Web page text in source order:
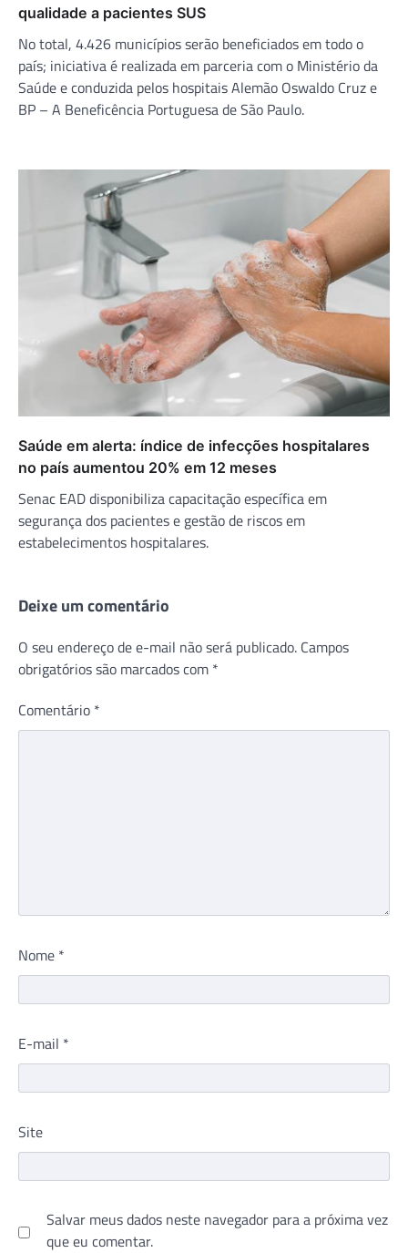
qualidade a pacientes SUS
No total, 4.426 municípios serão beneficiados em todo o
país; iniciativa é realizada em parceria com o Ministério da
Saúde e conduzida pelos hospitais Alemão Oswaldo Cruz e
BP – A Beneficência Portuguesa de São Paulo.
Saúde em alerta: índice de infecções hospitalares
no país aumentou 20% em 12 meses
Senac EAD disponibiliza capacitação específica em
segurança dos pacientes e gestão de riscos em
estabelecimentos hospitalares.
Deixe um comentário
O seu endereço de e-mail não será publicado. Campos
obrigatórios são marcados com *
Comentário *
Nome *
E-mail *
Site
Salvar meus dados neste navegador para a próxima vez
que eu comentar.